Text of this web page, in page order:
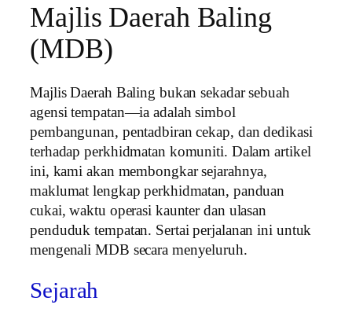
Majlis Daerah Baling
(MDB)
Majlis Daerah Baling bukan sekadar sebuah
agensi tempatan—ia adalah simbol
pembangunan, pentadbiran cekap, dan dedikasi
terhadap perkhidmatan komuniti. Dalam artikel
ini, kami akan membongkar sejarahnya,
maklumat lengkap perkhidmatan, panduan
cukai, waktu operasi kaunter dan ulasan
penduduk tempatan. Sertai perjalanan ini untuk
mengenali MDB secara menyeluruh.
Sejarah